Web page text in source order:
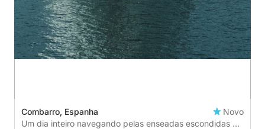
Combarro, Espanha
Novo
Um dia inteiro navegando pelas enseadas escondidas e